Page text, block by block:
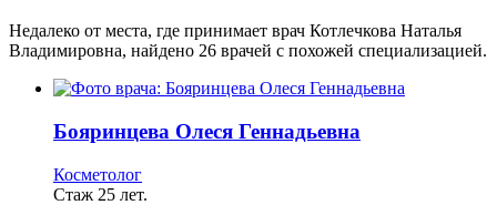
Недалеко от места, где принимает врач Котлечкова Наталья
Владимировна, найдено 26 врачей с похожей специализацией.
Бояринцева Олеся Геннадьевна
Косметолог
Стаж 25 лет.